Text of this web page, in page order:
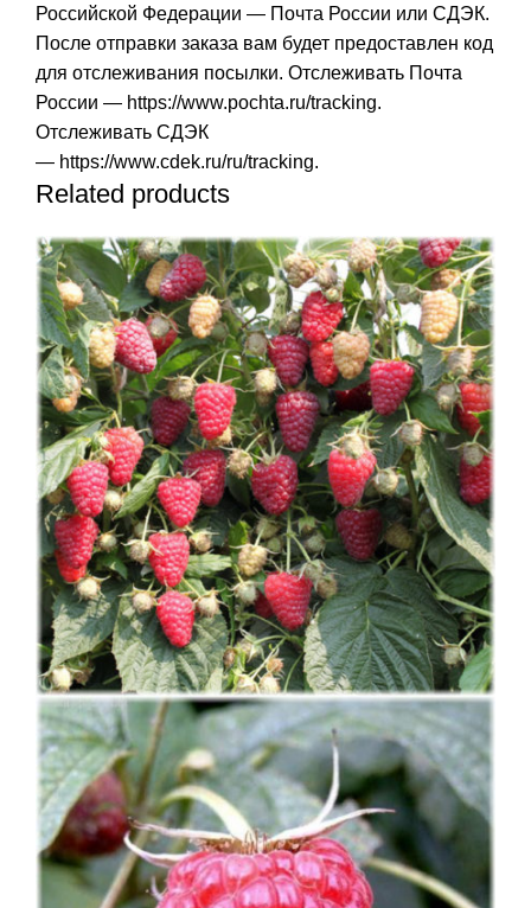
Российской Федерации — Почта России или СДЭК.
После отправки заказа вам будет предоставлен код
для отслеживания посылки. Отслеживать Почта
России — https://www.pochta.ru/tracking.
Отслеживать СДЭК
— https://www.cdek.ru/ru/tracking.
Related products